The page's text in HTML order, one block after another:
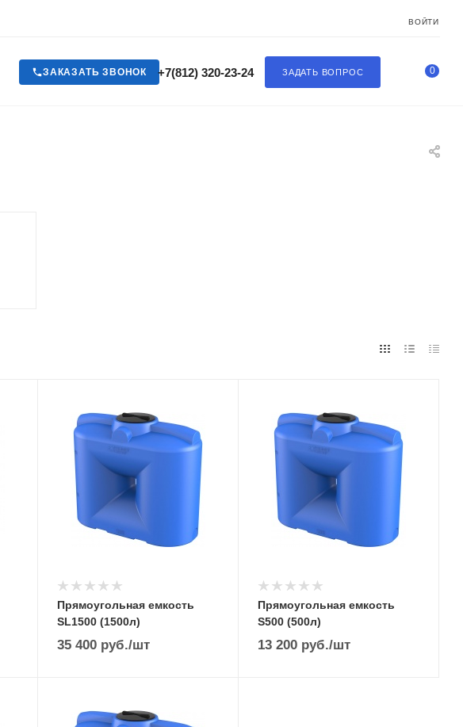
ВОЙТИ
ЗАДАТЬ ВОПРОС
+7(812) 320-23-24
ЗАКАЗАТЬ ЗВОНОК 0
Прямоугольная емкость
SL1500 (1500л)
35 400 руб./шт
Прямоугольная емкость
S500 (500л)
13 200 руб./шт